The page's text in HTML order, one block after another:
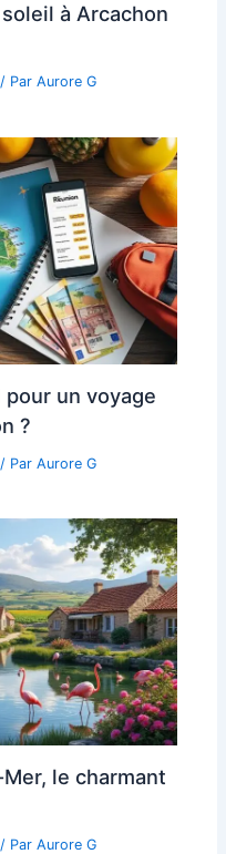
à Arcachon
/ ParAurore G
un voyage
?
/ ParAurore G
le charmant
/ ParAurore G